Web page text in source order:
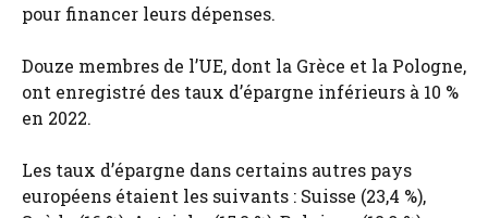
pour financer leurs dépenses.
Douze membres de l’UE, dont la Grèce et la Pologne,
ont enregistré des taux d’épargne inférieurs à 10 %
en 2022.
Les taux d’épargne dans certains autres pays
européens étaient les suivants : Suisse (23,4 %),